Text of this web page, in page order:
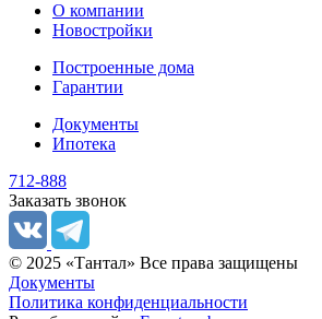
О компании
Новостройки
Построенные дома
Гарантии
Документы
Ипотека
712-888
Заказать звонок
© 2025 «Тантал» Все права защищены
Документы
Политика конфиденциальности